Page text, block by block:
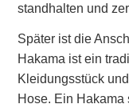
standhalten und
Später ist die
Hakama ist ein
Kleidungsstück
Hose. Ein Hakama